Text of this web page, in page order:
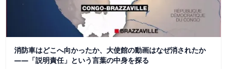
消防車はどこへ向かったか、大使館の動画はなぜ消されたか
——「説明責任」という言葉の中身を探る